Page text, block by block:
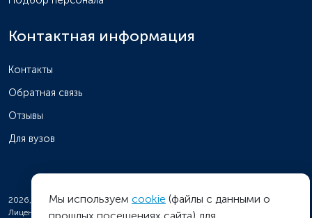
Контактная информация
Контакты
Обратная связь
Отзывы
Для вузов
2026, ООО «КОРТРЕВЕЛ МАРКЕТ». Все права защищены.
Лицензия на дополнительное профессиональное образование № Л035-
Мы используем cookie (файлы с данными о